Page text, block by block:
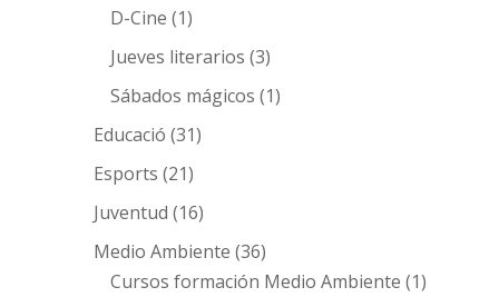
D-Cine (1)
Jueves literarios (3)
Sábados mágicos (1)
Educació (31)
Esports (21)
Juventud (16)
Medio Ambiente (36)
Cursos formación Medio Ambiente (1)